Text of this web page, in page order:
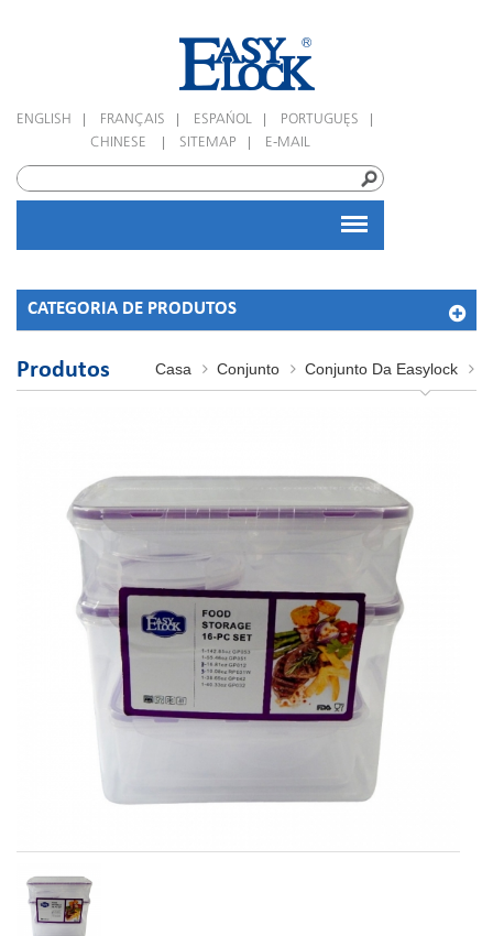
ENGLISH FRANÇAIS ESPAÑOL PORTUGUÊS
CHINESE SITEMAP E-MAIL
CATEGORIA DE PRODUTOS
Produtos Casa Conjunto Conjunto Da Easylock